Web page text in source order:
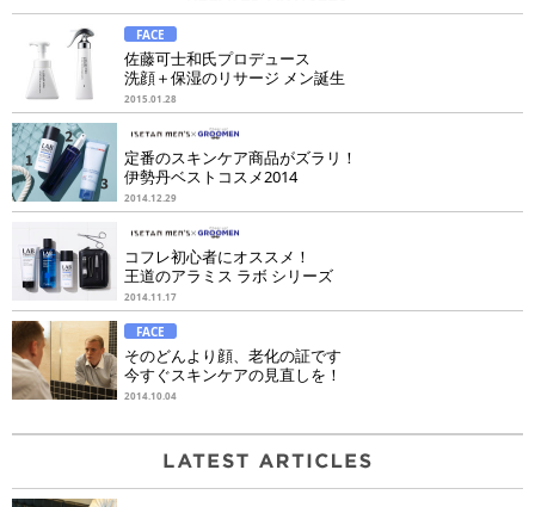
FACE
佐藤可士和氏プロデュース
洗顔＋保湿のリサージ メン誕生
2015.01.28
定番のスキンケア商品がズラリ！
伊勢丹ベストコスメ2014
2014.12.29
コフレ初心者にオススメ！
王道のアラミス ラボ シリーズ
2014.11.17
FACE
そのどんより顔、老化の証です
今すぐスキンケアの見直しを！
2014.10.04